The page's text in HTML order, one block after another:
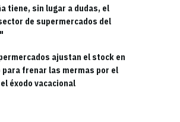
tiene, sin lugar a dudas, el
de supermercados del
ajustan el stock en
para frenar las mermas por el
éxodo vacacional